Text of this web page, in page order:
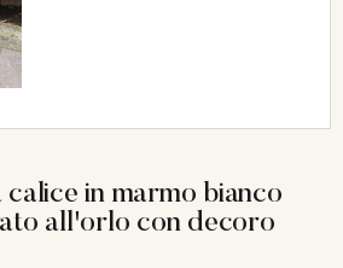
calice in marmo bianco
all'orlo con decoro